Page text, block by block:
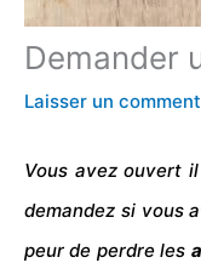
Demander
Laisser un
Vous avez ouvert
demandez si vous
peur de perdre les